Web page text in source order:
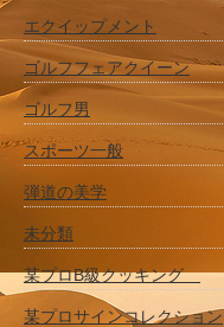
エクイップメント
ゴルフフェアクイーン
ゴルフ男
スポーツ一般
弾道の美学
未分類
某プロB級クッキング
某プロサインコレクション